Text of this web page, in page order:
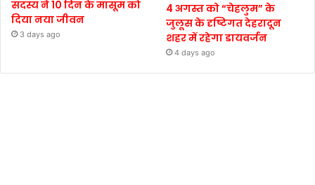
सदस्य ने 10 दिन के मासूम को
दिया नया जीवन
3 days ago
4 अगस्त को “चेहलुम” के
जुलूस के दृष्टिगत देहरादून
शहर में रहेगा डायवर्जन
4 days ago